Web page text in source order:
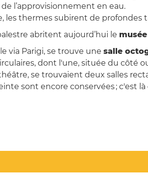
l’approvisionnement en eau.
les thermes subirent de profondes
abritent aujourd’hui le
via Parigi, se trouve une salle
dont l'une, située du côté
se trouvaient deux salles
sont encore conservées ; c'est